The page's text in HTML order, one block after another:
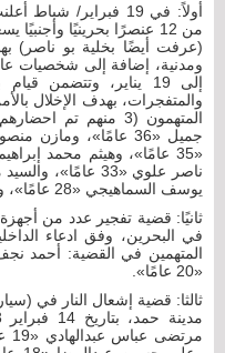
أولاً: في 19 فبراير/
من 12 عنصرًا بحرينيًا
(عرفت أيضًا بخلية بو ناصر)
ومدنية، إضافة إلى شخصيات
إلى 19 يناير،
والمتفجرات، بهدف الإخلال
المتهمون (3 منهم
يوسف السماهيجي «28 عامًا»، وعلي جعفر علي الحايكي «27 عامًا».
ثانيًا: قضية تفجير عدد من
«20 عامًا».